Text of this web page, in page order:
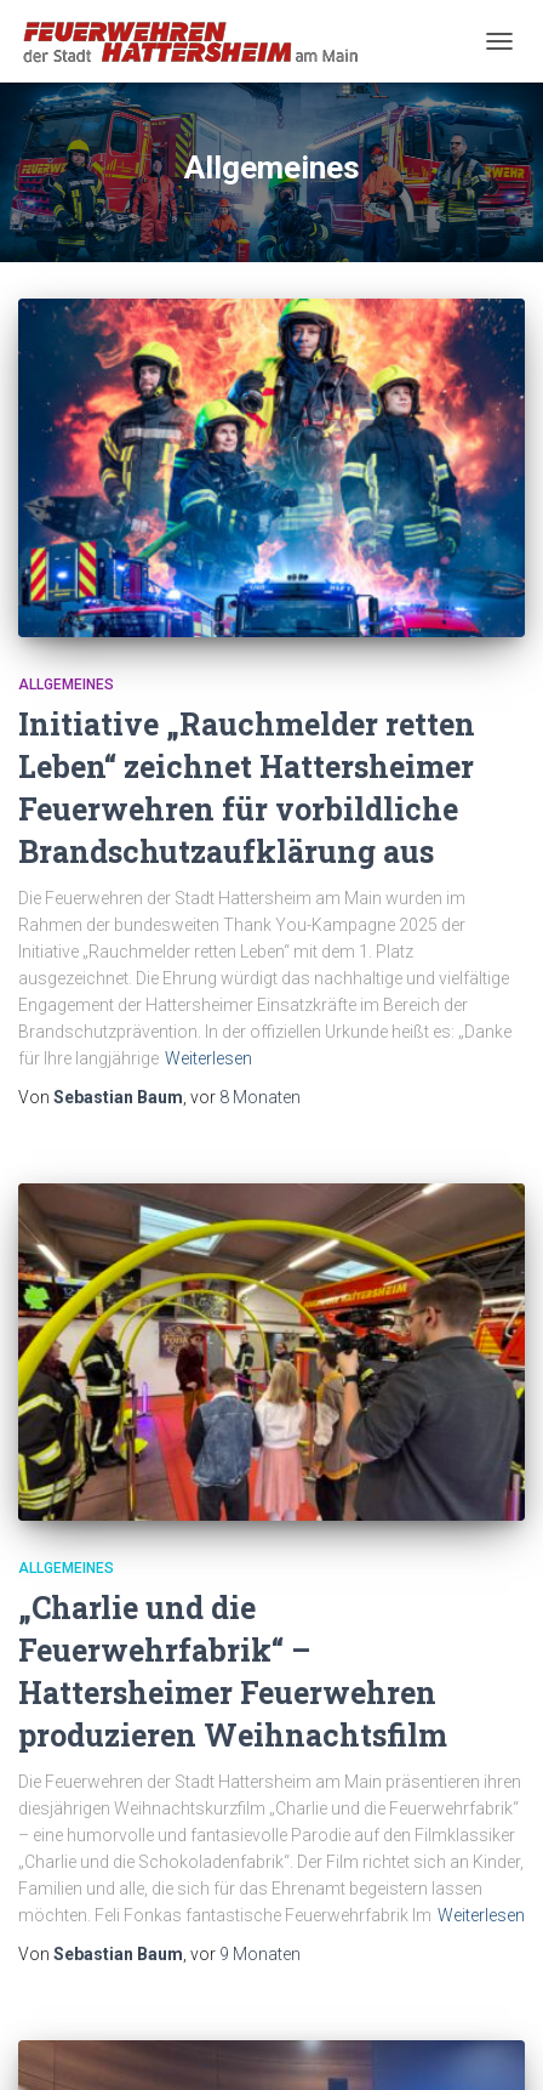
Allgemeines
ALLGEMEINES
Initiative „Rauchmelder retten
Leben“ zeichnet Hattersheimer
Feuerwehren für vorbildliche
Brandschutzaufklärung aus
Die Feuerwehren der Stadt Hattersheim am Main wurden im
Rahmen der bundesweiten Thank You-Kampagne 2025 der
Initiative „Rauchmelder retten Leben“ mit dem 1. Platz
ausgezeichnet. Die Ehrung würdigt das nachhaltige und vielfältige
Engagement der Hattersheimer Einsatzkräfte im Bereich der
Brandschutzprävention. In der offiziellen Urkunde heißt es: „Danke
für Ihre langjährige Weiterlesen
Von Sebastian Baum , vor 8 Monaten
ALLGEMEINES
„Charlie und die
Feuerwehrfabrik“ –
Hattersheimer Feuerwehren
produzieren Weihnachtsfilm
Die Feuerwehren der Stadt Hattersheim am Main präsentieren ihren
diesjährigen Weihnachtskurzfilm „Charlie und die Feuerwehrfabrik“
– eine humorvolle und fantasievolle Parodie auf den Filmklassiker
„Charlie und die Schokoladenfabrik“. Der Film richtet sich an Kinder,
Familien und alle, die sich für das Ehrenamt begeistern lassen
möchten. Feli Fonkas fantastische Feuerwehrfabrik Im Weiterlesen
Von Sebastian Baum, vor 9 Monaten